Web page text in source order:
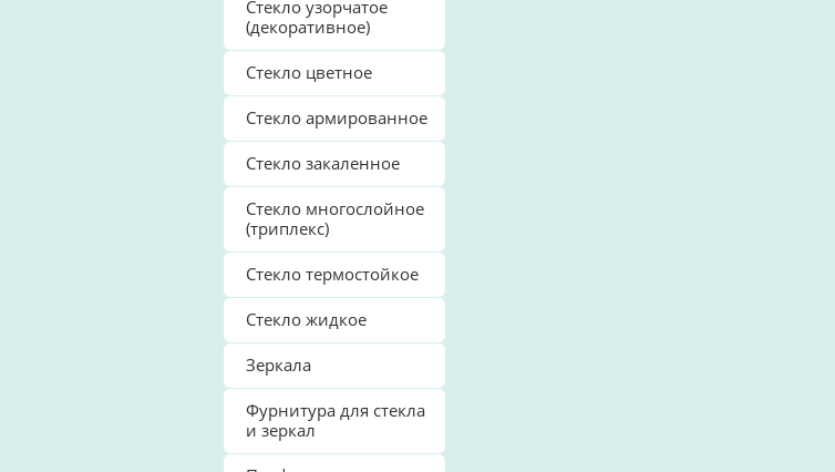
Стекло узорчатое
(декоративное)
Стекло цветное
Стекло армированное
Стекло закаленное
Стекло многослойное
(триплекс)
Стекло термостойкое
Стекло жидкое
Зеркала
Фурнитура для стекла
и зеркал